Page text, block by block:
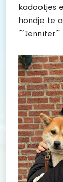
kadootjes
hondje te
~Jennifer~